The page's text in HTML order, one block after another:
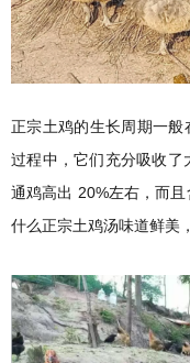
正宗土鸡的生长周期一
过程中，它们充分吸收
通鸡高出 20%左右，而
什么正宗土鸡汤味道鲜美